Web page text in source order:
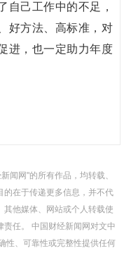
自己工作中的不足，
好方法、高标准，对
进，也一定助力年度
闻网"的所有作品，均转载、
的在于传递更多信息，并不代
他媒体、网站或个人转载使
任。 中国财经新闻网对文中
性、可靠性或完整性提供任何